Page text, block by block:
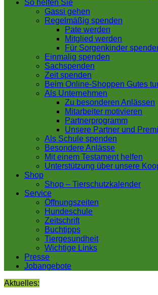
So helfen Sie
Gassi gehen
Regelmäßig spenden
Pate werden
Mitglied werden
Für Sorgenkinder
Einmalig spenden
Sachspenden
Zeit spenden
Beim Online-Shoppen Gutes
Als Unternehmen
Zu besonderen Anlässen
Mitarbeiter motivieren
Partnerprogramm
Unsere Partner und
Als Schule spenden
Besondere Anlässe
Mit einem Testament helfen
Unterstützung über unsere
Shop
Shop – Tierschutzkalender
Service
Öffnungszeiten
Hundeschule
Zeitschrift
Buchtipps
Tiergesundheit
Wichtige Links
Presse
Jobangebote
Aktuelles: